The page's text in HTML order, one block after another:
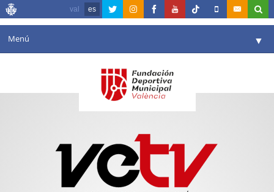
val es
Menú ▼
Agenda
Comunicación
Valencia en deporte